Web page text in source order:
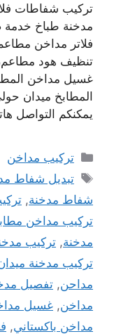
تركيب شفاطات
مدخنة طباخ
فلاتر مداخن
تنظيف هود
غسيل مداخن
المطابخ ميدان
يمكنكم التواصل
التصنيفات
تركيب مداخن
الوسوم
تبديل شفاط
شفاط مدخنة,
تركيب مداخن
مدخنة, تركيب
تركيب مدخنة
مداحن, تفصيل
مداخن, غسيل
مداخن باكستاني,